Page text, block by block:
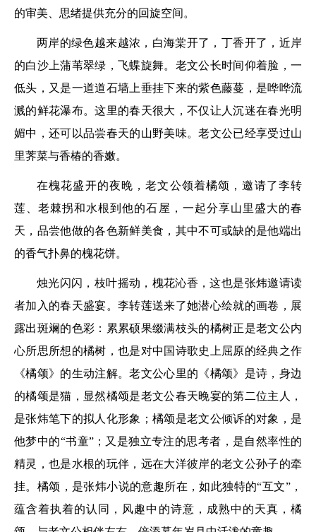
的审美、思绪提供充分的回旋空间。
两岸的绿色越来越浓，白海棠开了，丁香开了，近岸
的白沙上蒲苇翠绿，飞蝶旋舞。老文公长时间仰着脸，一
低头，又是一道道石墙上垂挂下来的紫色藤蔓，是哗哗流
溅的鲜花瀑布。这里的春天很大，不仅让人沉迷在春光明
媚中，还可以品尝春天的山野美味。老文公已经享受过山
里荠菜与香椿的香嫩。
在槐花盛开的夜晚，老文公领着橘颂，邀请了李转
莲、老棘拐和水根到他的石屋，一起分享山里盛大的春
天，品尝他做的各色新鲜美食，其中不可或缺的是他端出
的香气扑鼻的槐花饼。
烛光闪闪，枝叶摇动，槐花沁香，这也是张炜邀请读
者加入的春天盛宴。李转莲送来了她潜心绘就的画卷，展
露出斑斓的色彩：累累硕果缀满枝头的橘树正是老文公内
心所思所想的橘树，也是对中国诗歌史上屈原的经典之作
《橘颂》的生动注解。老文公心里的《橘颂》是诗，身边
的橘颂是猫，显然橘颂是老文公春天晚宴的第二位主人，
是张炜笔下的拟人化形象；橘颂是老文公倾诉的对象，是
他梦中的“书童”；又是独立专注的思考者，是自然率性的
精灵，也是水根的玩伴，远在大洋彼岸的老文公孙子的牵
挂。橘颂，是张炜小说的意趣所在，如此独特的“互文”，
蕴含着执着的认同，风趣中的诗意，成熟中的天真，橘